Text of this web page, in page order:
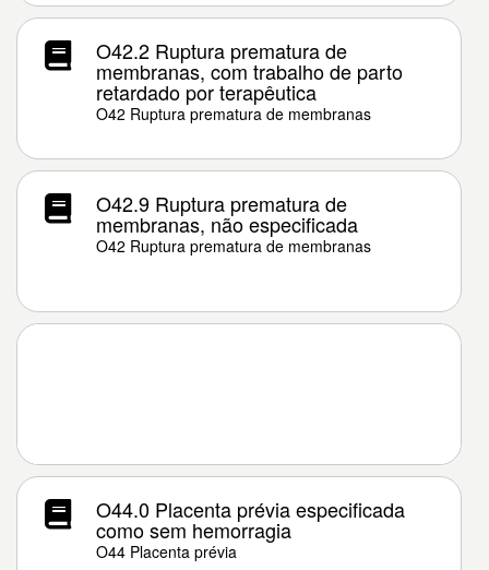
O42.2 Ruptura prematura de
membranas, com trabalho de parto
retardado por terapêutica
O42 Ruptura prematura de membranas
O42.9 Ruptura prematura de
membranas, não especificada
O42 Ruptura prematura de membranas
O44.0 Placenta prévia especificada
como sem hemorragia
O44 Placenta prévia